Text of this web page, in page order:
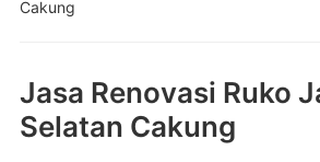
Cakung
Jasa Renovasi Ruko
Selatan Cakung